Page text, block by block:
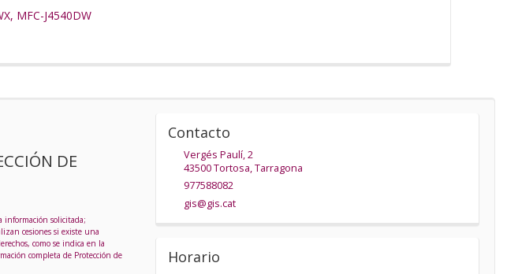
MFC-J4540DW
DE
información solicitada;
cesiones si existe una
como se indica en la
completa de Protección de
Contacto
Vergés Paulí, 2
43500Tortosa,Tarragona
977588082
gis@gis.cat
Horario